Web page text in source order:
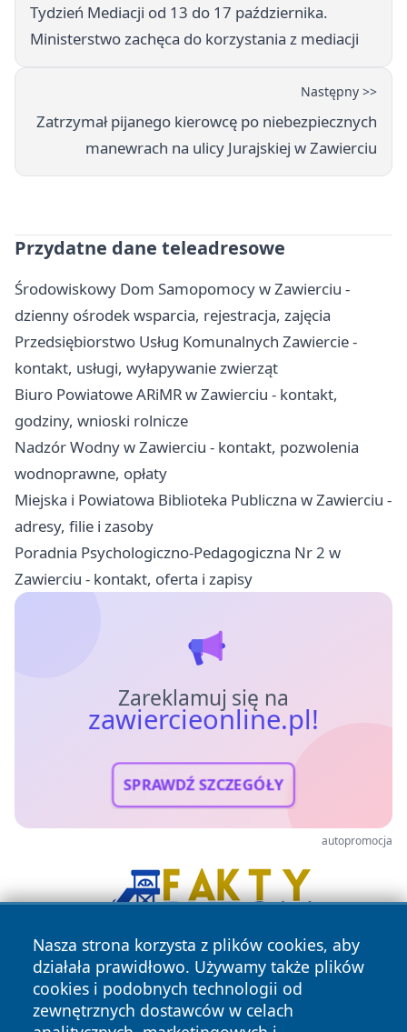
Tydzień Mediacji od 13 do 17 października.
Ministerstwo zachęca do korzystania z mediacji
Następny >>
Zatrzymał pijanego kierowcę po niebezpiecznych
manewrach na ulicy Jurajskiej w Zawierciu
Przydatne dane teleadresowe
Środowiskowy Dom Samopomocy w Zawierciu -
dzienny ośrodek wsparcia, rejestracja, zajęcia
Przedsiębiorstwo Usług Komunalnych Zawiercie -
kontakt, usługi, wyłapywanie zwierząt
Biuro Powiatowe ARiMR w Zawierciu - kontakt,
godziny, wnioski rolnicze
Nadzór Wodny w Zawierciu - kontakt, pozwolenia
wodnoprawne, opłaty
Miejska i Powiatowa Biblioteka Publiczna w Zawierciu -
adresy, filie i zasoby
Poradnia Psychologiczno-Pedagogiczna Nr 2 w
Zawierciu - kontakt, oferta i zapisy
Zareklamuj się na
zawiercieonline.pl!
SPRAWDŹ SZCZEGÓŁY
autopromocja
Nasza strona korzysta z plików cookies, aby
działała prawidłowo. Używamy także plików
cookies i podobnych technologii od
zewnętrznych dostawców w celach